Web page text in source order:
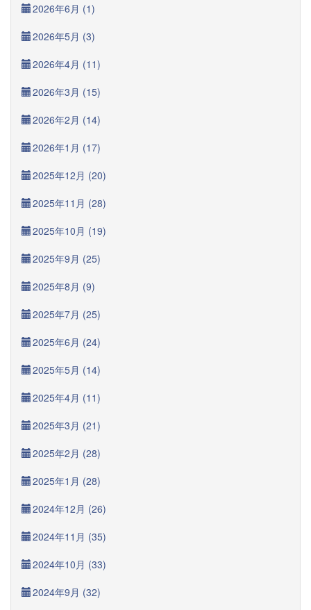
2026年6月 (1)
2026年5月 (3)
2026年4月 (11)
2026年3月 (15)
2026年2月 (14)
2026年1月 (17)
2025年12月 (20)
2025年11月 (28)
2025年10月 (19)
2025年9月 (25)
2025年8月 (9)
2025年7月 (25)
2025年6月 (24)
2025年5月 (14)
2025年4月 (11)
2025年3月 (21)
2025年2月 (28)
2025年1月 (28)
2024年12月 (26)
2024年11月 (35)
2024年10月 (33)
2024年9月 (32)